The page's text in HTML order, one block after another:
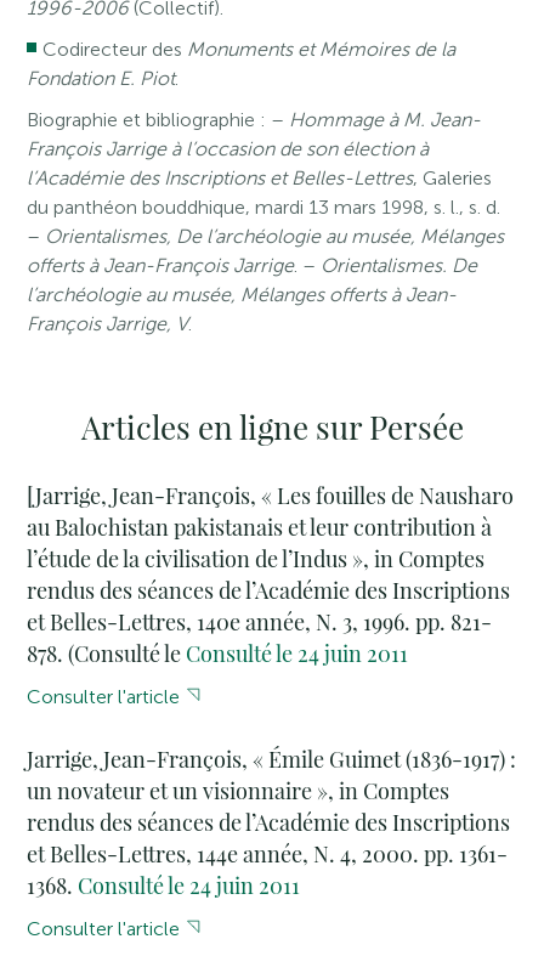
1996-2006 (Collectif).
Codirecteur des Monuments et Mémoires de la
Fondation E. Piot.
Biographie et bibliographie : – Hommage à M. Jean-
François Jarrige à l’occasion de son élection à
l’Académie des Inscriptions et Belles-Lettres, Galeries
du panthéon bouddhique, mardi 13 mars 1998, s. l., s. d.
– Orientalismes, De l’archéologie au musée, Mélanges
offerts à Jean-François Jarrige. – Orientalismes. De
l’archéologie au musée, Mélanges offerts à Jean-
François Jarrige, V.
Articles en ligne sur Persée
[Jarrige, Jean-François, « Les fouilles de Nausharo
au Balochistan pakistanais et leur contribution à
l’étude de la civilisation de l’Indus », in Comptes
rendus des séances de l’Académie des Inscriptions
et Belles-Lettres, 140e année, N. 3, 1996. pp. 821-
878. (Consulté le Consulté le 24 juin 2011
Consulter l'article
Jarrige, Jean-François, « Émile Guimet (1836-1917) :
un novateur et un visionnaire », in Comptes
rendus des séances de l’Académie des Inscriptions
et Belles-Lettres, 144e année, N. 4, 2000. pp. 1361-
1368. Consulté le 24 juin 2011
Consulter l'article